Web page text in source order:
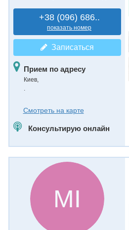
+38 (096) 686..
показать номер
Записаться
Прием по адресу
Киев,
.
Смотреть на карте
Консультирую онлайн
МІ